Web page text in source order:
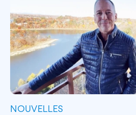
NOUVELLES